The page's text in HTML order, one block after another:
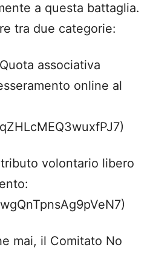
a questa battaglia.
tra due categorie:
associativa
online al
volontario libero
mai, il Comitato No